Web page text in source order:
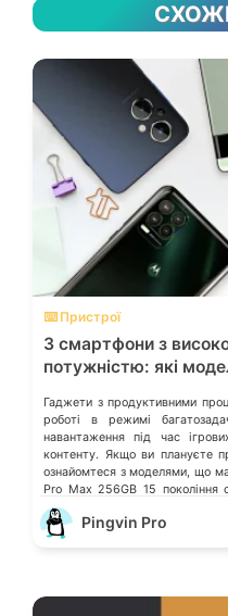
⌨️ Пристрої
3 смартфони з
потужністю: які
Гаджети з продуктивними
роботі в режимі
навантаження під час
контенту. Якщо ви плануєте
ознайомтеся з моделями, що
Pro Max 256GB 15 покоління
Max віднині має титанову […]
Pingvin Pro